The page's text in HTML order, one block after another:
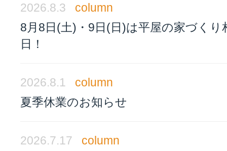
2026.8.3
column
8月8日(土)・9日(日)は平屋の家づくり
日！
2026.8.1
column
夏季休業のお知らせ
2026.7.17
column